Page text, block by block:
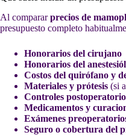
Al compararprecios de
presupuesto completo
Honorarios del cirujano
Honorarios del
Costos del quirófano y
Materiales y prótesis (si
Controles
Medicamentos y
Exámenes
Seguro o cobertura del